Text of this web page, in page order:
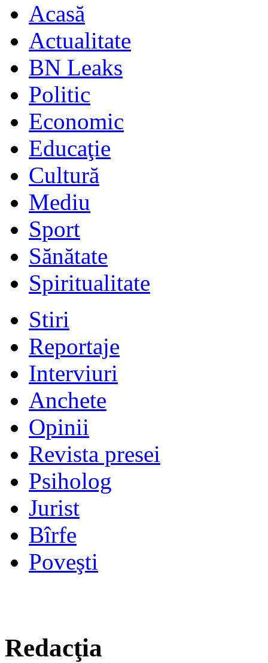
Acasă
Actualitate
BN Leaks
Politic
Economic
Educaţie
Cultură
Mediu
Sport
Sănătate
Spiritualitate
Stiri
Reportaje
Interviuri
Anchete
Opinii
Revista presei
Psiholog
Jurist
Bîrfe
Poveşti
Redacţia